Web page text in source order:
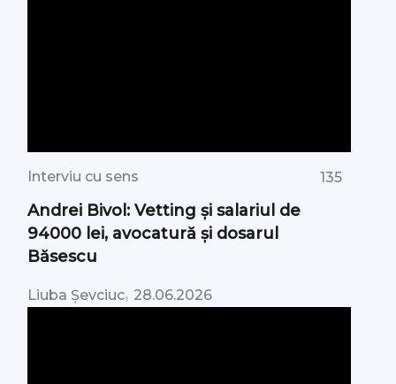
Interviu cu sens 135
Andrei Bivol: Vetting și salariul de
94000 lei, avocatură și dosarul
Băsescu
Liuba Șevciuc, 28.06.2026